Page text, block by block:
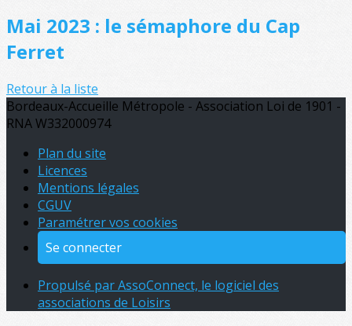
Mai 2023 : le sémaphore du Cap
Ferret
Retour à la liste
Bordeaux-Accueille Métropole - Association Loi de 1901 -
RNA W332000974
Plan du site
Licences
Mentions légales
CGUV
Paramétrer vos cookies
Se connecter
Propulsé par AssoConnect, le logiciel des
associations de Loisirs